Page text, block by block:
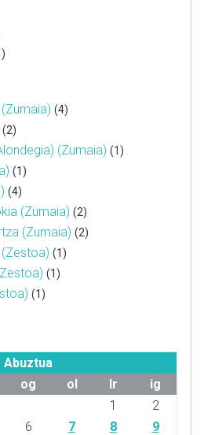
(4)
(2)
(Zumaia) (1)
(1)
(4)
(Zumaia) (2)
(Zumaia) (2)
(1)
(1)
(1)
Abuztua
og ol lr
ig
1
2
6 7 8
9